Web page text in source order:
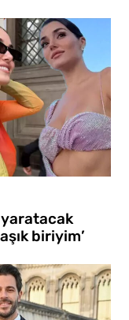
yaratacak
biriyim’